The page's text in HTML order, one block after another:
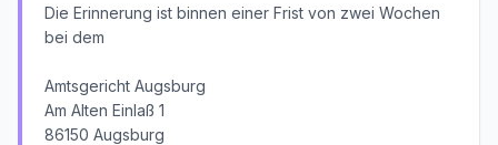
Die Erinnerung ist binnen einer Frist von zwei Wochen
bei dem
Amtsgericht Augsburg
Am Alten Einlaß 1
86150 Augsburg